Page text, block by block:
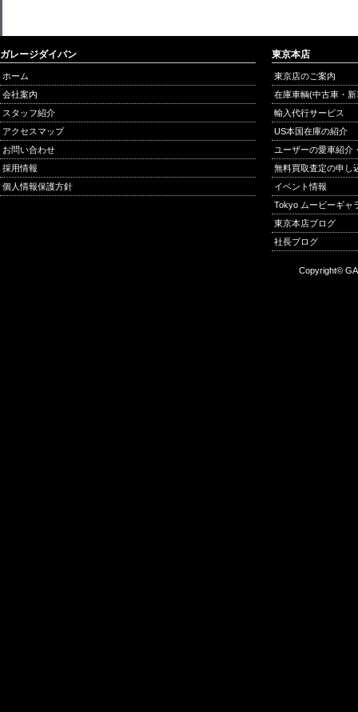
ガレージダイバン
ホーム
会社案内
スタッフ紹介
アクセスマップ
お問い合わせ
採用情報
個人情報保護方針
東京本店
東京店のご案内
在庫車輌(中古車・
輸入代行サービス
US本国在庫の紹介
ユーザーの愛車紹介
無料買取査定の申し
イベント情報
Tokyo ムービーギャ
東京本店ブログ
社長ブログ
Copyright©